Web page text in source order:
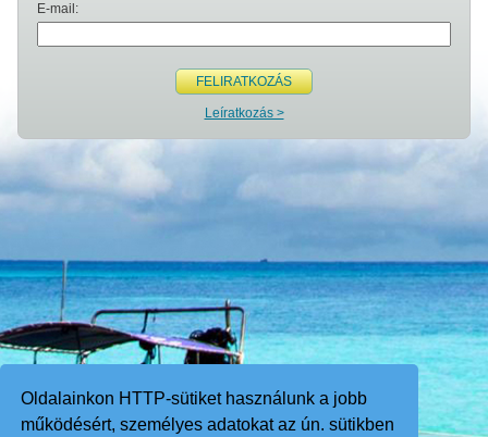
Oldalainkon HTTP-sütiket használunk a jobb
működésért, személyes adatokat az ún. sütikben
E-mail:
FELIRATKOZÁS
Leíratkozás >